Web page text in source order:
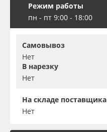
Режим работы
пн - пт 9:00 - 18:00
Самовывоз
Нет
В нарезку
Нет
На складе поставщика
Нет